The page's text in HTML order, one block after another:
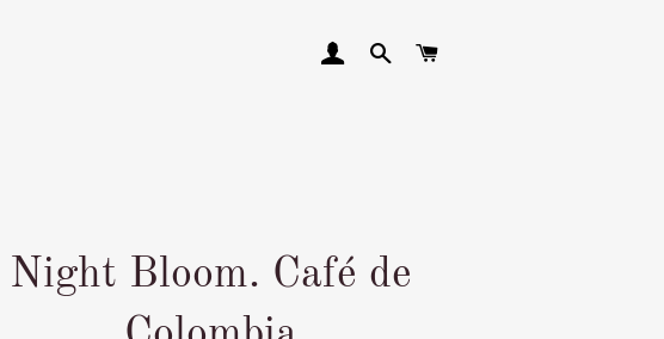
INGRESAR
BUSCAR
Night Bloom. Café de